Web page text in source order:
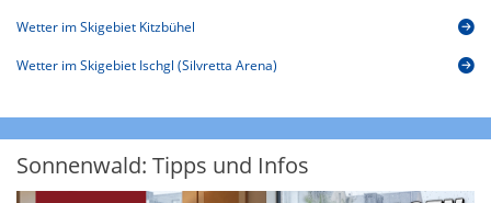
Wetter im Skigebiet Kitzbühel
Wetter im Skigebiet Ischgl (Silvretta Arena)
Sonnenwald: Tipps und Infos